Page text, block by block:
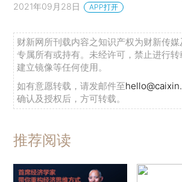
2021年09月28日 APP打开
财新网所刊载内容之知识产权为财新传媒
专属所有或持有。未经许可，禁止进行转
建立镜像等任何使用。
如有意愿转载，请发邮件至
确认及授权后，方可转载。
推荐阅读